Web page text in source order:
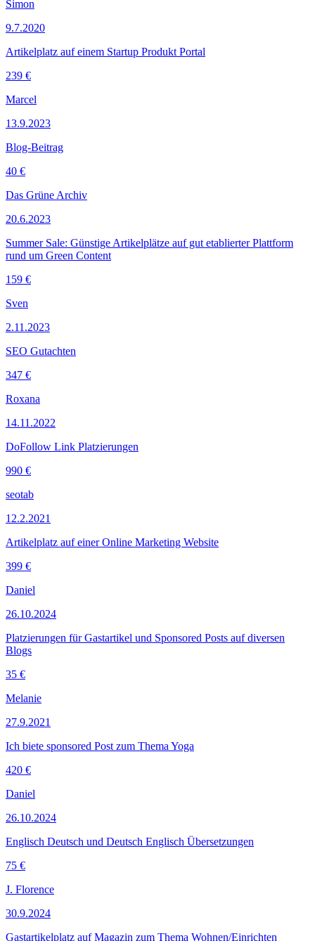
Simon
9.7.2020
Artikelplatz auf einem Startup Produkt Portal
239 €
Marcel
13.9.2023
Blog-Beitrag
40 €
Das Grüne Archiv
20.6.2023
Summer Sale: Günstige Artikelplätze auf gut etablierter Plattform
rund um Green Content
159 €
Sven
2.11.2023
SEO Gutachten
347 €
Roxana
14.11.2022
DoFollow Link Platzierungen
990 €
seotab
12.2.2021
Artikelplatz auf einer Online Marketing Website
399 €
Daniel
26.10.2024
Platzierungen für Gastartikel und Sponsored Posts auf diversen
Blogs
35 €
Melanie
27.9.2021
Ich biete sponsored Post zum Thema Yoga
420 €
Daniel
26.10.2024
Englisch Deutsch und Deutsch Englisch Übersetzungen
75 €
J. Florence
30.9.2024
Gastartikelplatz auf Magazin zum Thema Wohnen/Einrichten